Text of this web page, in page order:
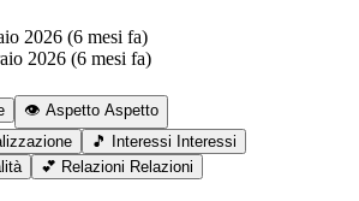
2026 (6 mesi fa)
2026 (6 mesi fa)
👁️ Aspetto Aspetto
🎵 Interessi Interessi
💕 Relazioni Relazioni